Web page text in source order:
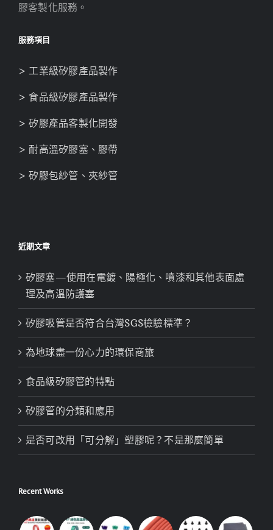
膠客製化服務。
服務項目
> 工業級矽膠產品製作
> 食品級矽膠產品製作
> 矽膠產品客製化開發
> 耐高溫矽膠塞、膠帶
> 矽膠包紗管、夾紗管
近期文章
矽膠塞—使用在電鍍、陽極化、噴漆和其他表面處
理及高溫防護塞
矽膠吸管是否符合台灣SGS檢驗標準？
為地球盡一份心力的環保商旅
食品級矽膠管的特點
矽膠管的分類和應用
是否可改用「可分解」塑膠呢？不是那麼簡單
Recent Works